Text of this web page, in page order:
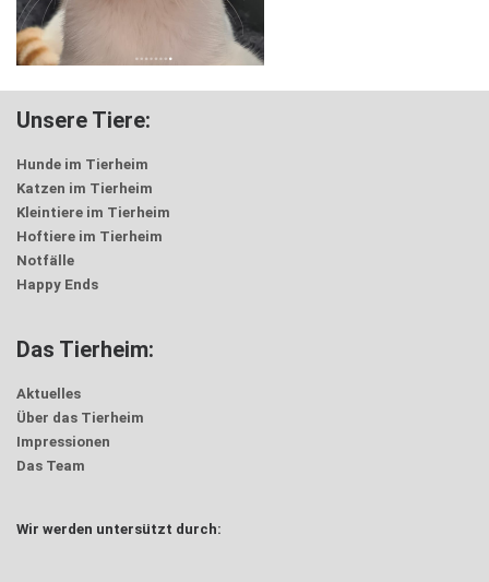
Unsere Tiere:
Hunde im Tierheim
Katzen im Tierheim
Kleintiere im Tierheim
Hoftiere im Tierheim
Notfälle
Happy Ends
Das Tierheim:
Aktuelles
Über das Tierheim
Impressionen
Das Team
Wir werden untersützt durch: